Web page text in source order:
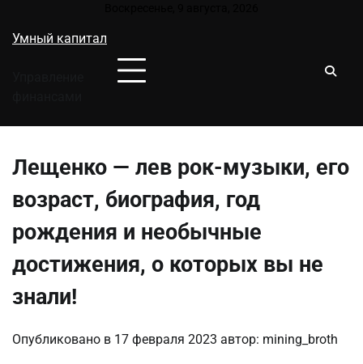
содержимому
Умный капитал
Лещенко — лев рок-музыки, его
возраст, биография, год
рождения и необычные
достижения, о которых вы не
знали!
Опубликовано в 17 февраля 2023 автор: mining_broth